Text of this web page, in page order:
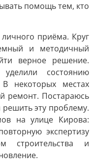
помощь тем, кто
приёма. Круг
и методичный
верное решение.
состоянию
некоторых местах
ремонт. Постараюсь
эту проблему.
на улице Кирова:
экспертизу
строительства и